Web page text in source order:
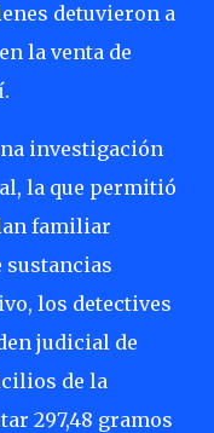
detuvieron a
la venta de
investigación
la que permitió
familiar
los detectives
judicial de
de la
297,48 gramos